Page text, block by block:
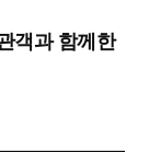
객과 함께한